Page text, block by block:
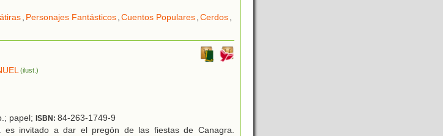
, Personajes Fantásticos,Cuentos Populares,Cerdos,
(ilust.)
papel; ISBN: 84-263-1749-9
es invitado a dar el pregón de las fiestas de Canagra.